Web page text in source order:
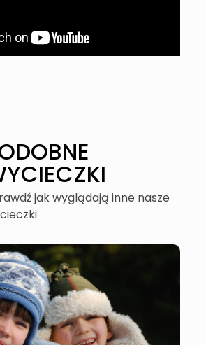
jak wyglądają inne nasze